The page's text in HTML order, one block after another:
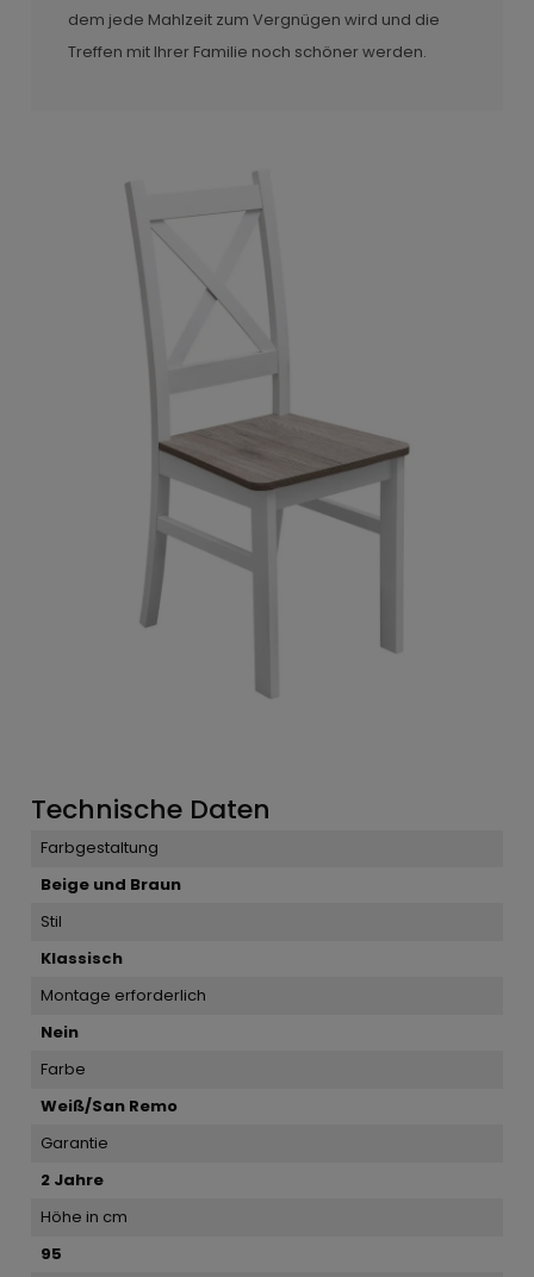
dem jede Mahlzeit zum Vergnügen wird und die
Treffen mit Ihrer Familie noch schöner werden.
Technische Daten
Farbgestaltung
Beige und Braun
Stil
Klassisch
Montage erforderlich
Nein
Farbe
Weiß/San Remo
Garantie
2 Jahre
Höhe in cm
95